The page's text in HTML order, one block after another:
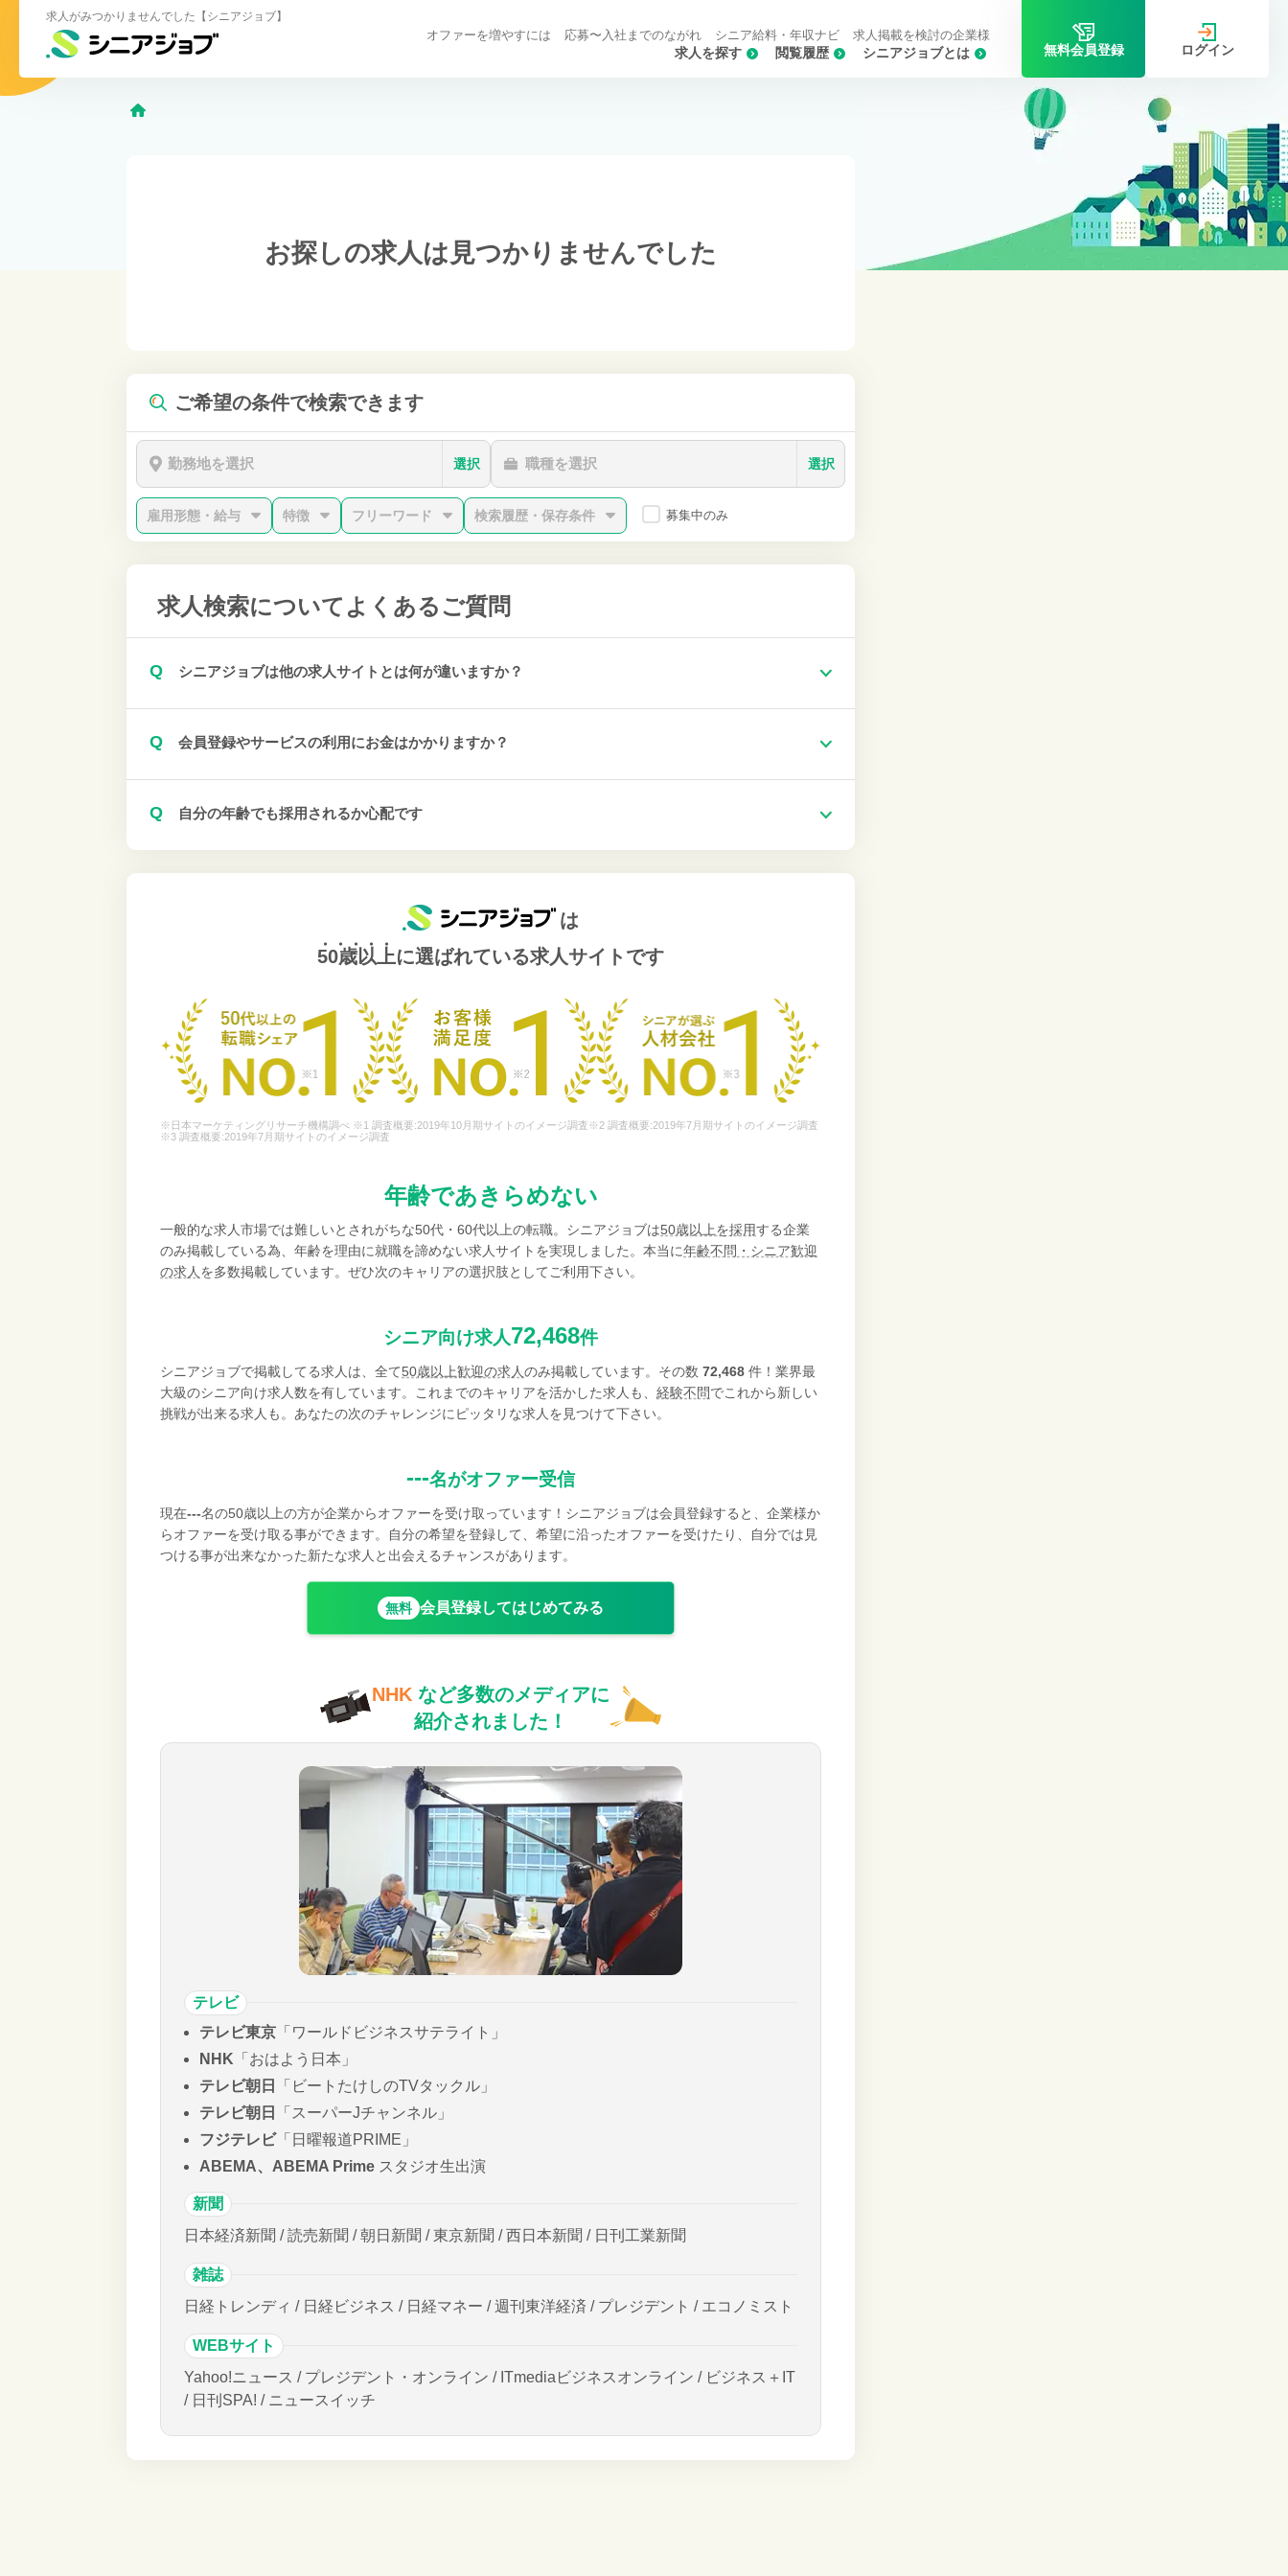
求人がみつかりませんでした【シニアジョブ】
求人を探す シニアジョブとは
閲覧履歴
オファーを増やすには 応募〜入社までのながれ シニア給料・年収ナビ 求人掲載を検討の企業様
無料会員登録 ログイン
お探しの求人は 見つかりませんでした
ご希望の条件で検索できます
勤務地を選択 選択 職種を選択 選択
雇用形態・給与 特徴 フリーワード 検索履歴・保存条件 募集中のみ
求人検索について よくあるご質問
Q シニアジョブは他の求人サイトとは何が違いますか？
Q 会員登録やサービスの利用にお金はかかりますか？
Q 自分の年齢でも採用されるか心配です
は
50歳以上に選ばれている求人サイトです
※日本マーケティングリサーチ機構調べ ※1 調査概要:2019年10月期サイトのイメージ調査※2 調査概要:2019年7月期サイトのイメージ調査
※3 調査概要:2019年7月期サイトのイメージ調査
年齢であきらめない
一般的な求人市場では難しいとされがちな50代・60代以上の転職。シニアジョブは50歳以上を採用する企業
のみ掲載している為、年齢を理由に就職を諦めない求人サイトを実現しました。本当に年齢不問・シニア歓迎
の求人 を多数掲載しています。ぜひ次のキャリアの選択肢としてご利用下さい。
シニア向け求人72,468件
シニアジョブで掲載してる求人は、全て50歳以上歓迎の求人のみ掲載しています。その数 72,468 件！業界最
大級のシニア向け求人数を有しています。これまでのキャリアを活かした求人も、 経験不問でこれから新しい
挑戦が出来る求人も。あなたの次のチャレンジにピッタリな求人を見つけて下さい。
---名がオファー受信
現在---名の50歳以上の方が企業からオファーを受け取っています！シニアジョブは会員登録すると、企業様か
らオファーを受け取る事ができます。自分の希望を登録して、希望に沿ったオファーを受けたり、自分では見
つける事が出来なかった新たな求人と出会えるチャンスがあります。
無料 会員登録してはじめてみる
NHK など多数のメディアに
紹介されました！
テレビ
テレビ東京 「ワールドビジネスサテライト」
NHK 「おはよう日本」
テレビ朝日
「ビートたけしのTVタックル」
テレビ朝日
「スーパーJチャンネル」
フジテレビ「日曜報道PRIME」
ABEMA、ABEMA Prime スタジオ生出演
新聞
日本経済新聞 / 読売新聞 / 朝日新聞 / 東京新聞 / 西日本新聞 / 日刊工業新聞
雑誌
日経トレンディ / 日経ビジネス / 日経マネー / 週刊東洋経済 / プレジデント / エコノミスト
WEBサイト
Yahoo!ニュース / プレジデント・オンライン / ITmediaビジネスオンライン / ビジネス＋IT
/ 日刊SPA! / ニュースイッチ